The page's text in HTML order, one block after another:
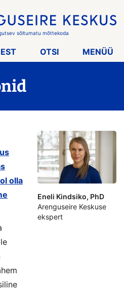
sõltumatu mõttekoda
EST OTSI MENÜÜ
olla
Eneli Kindsiko, PhD
Arenguseire Keskuse
ekspert